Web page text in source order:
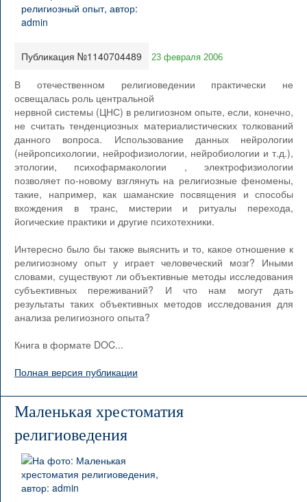
Публикация №1140704489 23 февраля 2006
В отечественном религиоведении практически не
освещалась роль центральной
нервной системы (ЦНС) в религиозном опыте, если, конечно,
не считать тенденциозных материалистических толкований
данного вопроса. Использование данных нейрологии
(нейропсихологии, нейрофизиологии, нейробиологии и т.д.),
этологии, психофармакологии , электрофизиологии
позволяет по-новому взглянуть на религиозные феномены,
такие, например, как шаманские посвящения и способы
вхождения в транс, мистерии и ритуалы перехода,
йогические практики и другие психотехники.
Интересно было бы также выяснить и то, какое отношение к
религиозному опыт у играет человеческий мозг? Иными
словами, существуют ли объективные методы исследования
субъективных переживаний? И что нам могут дать
результаты таких объективных методов исследования для
анализа религиозного опыта?
Книга в формате DOC...
Полная версия публикации
Маленькая хрестоматия
религиоведения